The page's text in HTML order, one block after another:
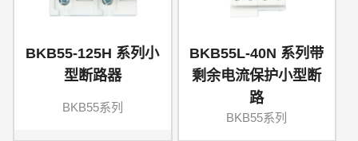
BKB55-125H 系列小
型断路器
BKB55系列
BKB55L-40N 系列带
剩余电流保护小型断
路
BKB55系列